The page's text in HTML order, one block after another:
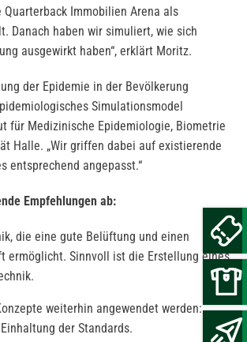
Immobilien Arena als
Danach haben wir simuliert, wie sich
ausgewirkt haben“, erklärt Moritz.
der Epidemie in der Bevölkerung
Simulationsmodel
für Medizinische Epidemiologie, Biometrie
Halle. „Wir griffen dabei auf existierende
entsprechend angepasst.“
Empfehlungen ab:
die eine gute Belüftung und einen
ermöglicht. Sinnvoll ist die Erstellung eines
weiterhin angewendet werden:
der Standards.